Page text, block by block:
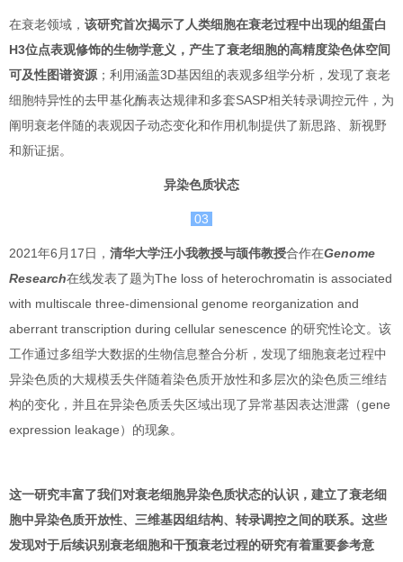
在衰老领域， 该研究首次揭示了人类细胞在衰老过程中出现的组蛋白
H3位点表观修饰的生物学意义，产生了衰老细胞的高精度染色体空间
可及性图谱资源 ；利用涵盖3D基因组的表观多组学分析，发现了衰老
细胞特异性的去甲基化酶表达规律和多套SASP相关转录调控元件，为
阐明衰老伴随的表观因子动态变化和作用机制提供了新思路、新视野
和新证据。
异染色质状态
03
2021年6月17日， 清华大学汪小我教授与颉伟教授合作在Genome
Research在线发表了题为The loss of heterochromatin is associated
with multiscale three-dimensional genome reorganization and
aberrant transcription during cellular senescence 的研究性论文。该
工作通过多组学大数据的生物信息整合分析，发现了细胞衰老过程中
异染色质的大规模丢失伴随着染色质开放性和多层次的染色质三维结
构的变化，并且在异染色质丢失区域出现了异常基因表达泄露（gene
expression leakage）的现象。
这一研究丰富了我们对衰老细胞异染色质状态的认识，建立了衰老细
胞中异染色质开放性、三维基因组结构、转录调控之间的联系。这些
发现对于后续识别衰老细胞和干预衰老过程的研究有着重要参考意